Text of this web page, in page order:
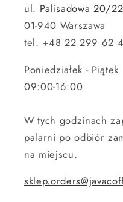
ul. Palisadowa 20/22
01-940 Warszawa
tel. +48 22 299 62
Poniedziałek - Piątek
09:00-16:00
W tych godzinach
palarni po odbiór
na miejscu.